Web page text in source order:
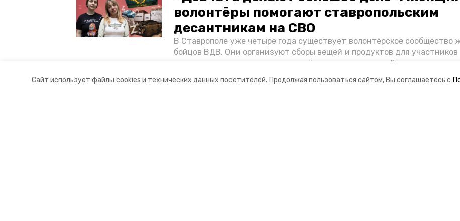
Сайт использует файлы cookies и технических данных посетителей. Продолжая пользоваться сайтом, Вы соглашаетесь с
волонтёры помогают ставропольским
десантникам на СВО
В Ставрополе уже четыре года существует волонтёрское сообщество
бойцов ВДВ. Они организуют сборы вещей и продуктов для участников
спецоперации и лично отвозят всё это на передовую. Девушки
акцию к 9 Мая.